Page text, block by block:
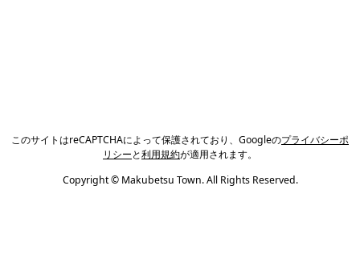
このサイトはreCAPTCHAによって保護されており、Googleのプライバシーポ
リシーと利用規約が適用されます。
Copyright © Makubetsu Town. All Rights Reserved.